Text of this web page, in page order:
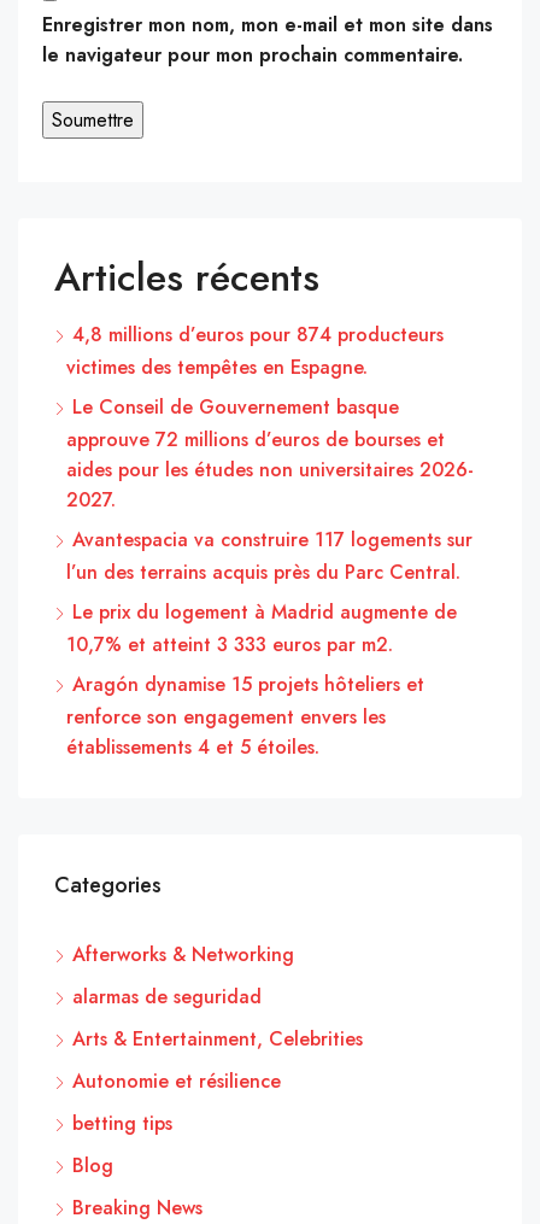
Enregistrer mon nom, mon e-mail et mon site dans
le navigateur pour mon prochain commentaire.
Articles récents
4,8 millions d’euros pour 874 producteurs
victimes des tempêtes en Espagne.
Le Conseil de Gouvernement basque
approuve 72 millions d’euros de bourses et
aides pour les études non universitaires 2026-
2027.
Avantespacia va construire 117 logements sur
l’un des terrains acquis près du Parc Central.
Le prix du logement à Madrid augmente de
10,7% et atteint 3 333 euros par m2.
Aragón dynamise 15 projets hôteliers et
renforce son engagement envers les
établissements 4 et 5 étoiles.
Categories
Afterworks & Networking
alarmas de seguridad
Arts & Entertainment, Celebrities
Autonomie et résilience
betting tips
Blog
Breaking News